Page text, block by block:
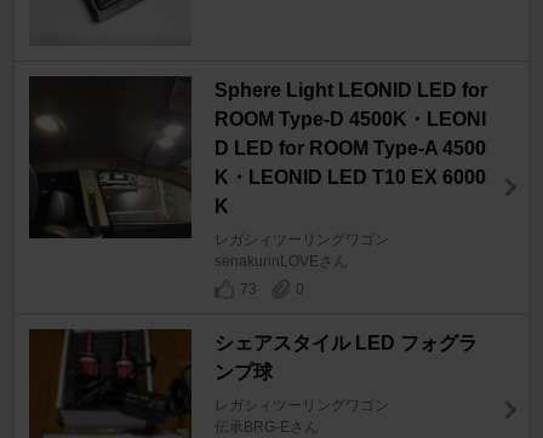
Sphere Light LEONID LED for
ROOM Type-D 4500K・LEONI
D LED for ROOM Type-A 4500
K・LEONID LED T10 EX 6000
K
レガシィツーリングワゴン
senakunnLOVEさん
73
0
シェアスタイル LED フォグラ
ンプ球
レガシィツーリングワゴン
伝承BRG-Eさん